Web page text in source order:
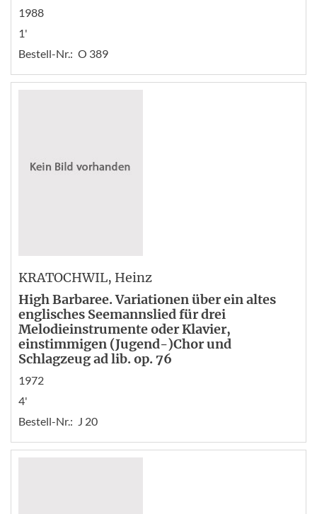
1988
1'
Bestell-Nr.: O 389
KRATOCHWIL, Heinz
High Barbaree. Variationen über ein altes
englisches Seemannslied für drei
Melodieinstrumente oder Klavier,
einstimmigen (Jugend-)Chor und
Schlagzeug ad lib. op. 76
1972
4'
Bestell-Nr.: J 20